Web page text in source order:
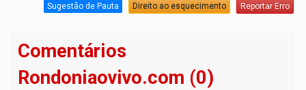
Sugestão de Pauta Direito ao esquecimento Reportar Erro
Comentários
Rondoniaovivo.com (0)